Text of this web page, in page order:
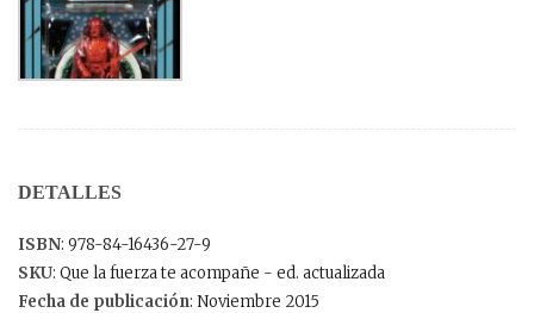
DETALLES
ISBN: 978-84-16436-27-9
SKU: Que la fuerza te acompañe - ed. actualizada
Fecha de publicación: Noviembre 2015